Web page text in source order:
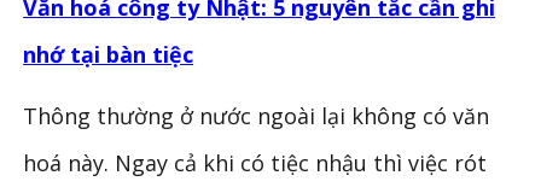
Văn hoá công ty Nhật: 5 nguyên tắc cần ghi
nhớ tại bàn tiệc
Thông thường ở nước ngoài lại không có văn
hoá này. Ngay cả khi có tiệc nhậu thì việc rót